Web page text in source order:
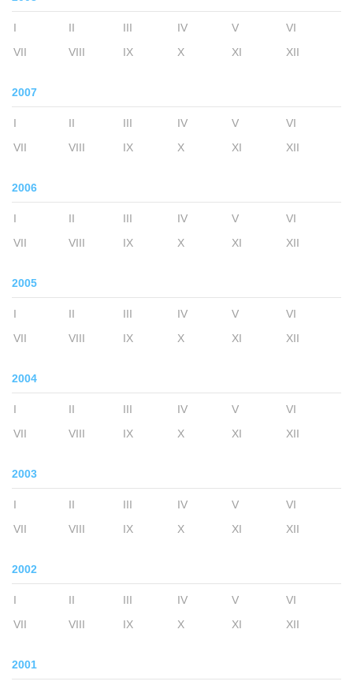
I II III IV V
VI
VII
VIII IX X XI XII
2007
I II III IV V
VI
VII
VIII IX X XI XII
2006
I II III IV V
VI
VII
VIII IX X XI XII
2005
I II III IV V
VI
VII
VIII IX X XI XII
2004
I II III IV V
VI
VII
VIII IX X XI XII
2003
I II III IV V
VI
VII
VIII IX X XI XII
2002
I II III IV V
VI
VII
VIII IX X XI XII
2001